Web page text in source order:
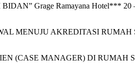
Grage Ramayana Hotel*** 20 –
MENUJU AKREDITASI RUMAH
(CASE MANAGER) DI RUMAH